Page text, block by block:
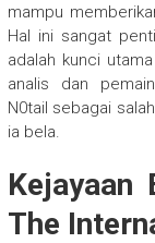
mampu
Hal ini sangat
adalah kunci
analis dan
N0tail sebagai
ia bela.
Kejayaan
The